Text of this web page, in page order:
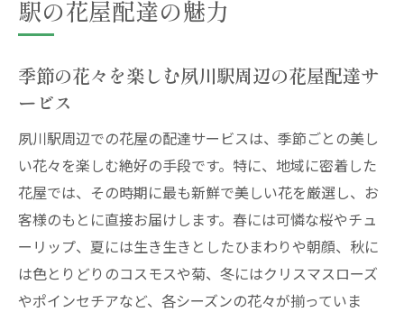
駅の花屋配達の魅力
季節の花々を楽しむ夙川駅周辺の花屋配達サ
ービス
夙川駅周辺での花屋の配達サービスは、季節ごとの美し
い花々を楽しむ絶好の手段です。特に、地域に密着した
花屋では、その時期に最も新鮮で美しい花を厳選し、お
客様のもとに直接お届けします。春には可憐な桜やチュ
ーリップ、夏には生き生きとしたひまわりや朝顔、秋に
は色とりどりのコスモスや菊、冬にはクリスマスローズ
やポインセチアなど、各シーズンの花々が揃っていま